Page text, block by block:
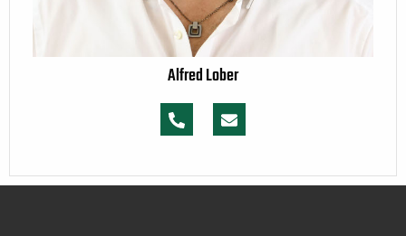
Alfred Lober